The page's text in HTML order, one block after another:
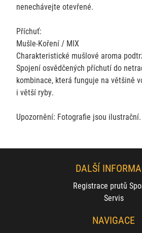
nenechávejte otevřené.
Příchuť:
Mušle-Koření / MIX
Charakteristické mušlové aroma
Spojení osvědčených příchutí do
kombinace, která funguje na většině
i větší ryby.
Upozornění: Fotografie jsou ilustrační.
DALŠÍ
Registrace prutů
Servis
NAVIGACE